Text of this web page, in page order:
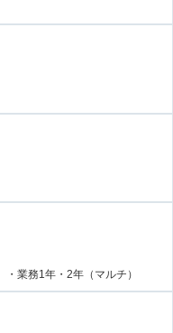
業務1年・2年（マルチ）